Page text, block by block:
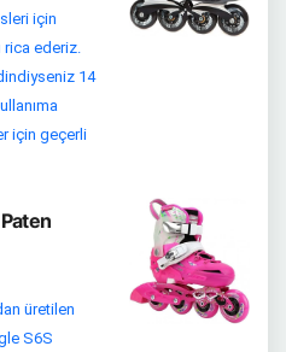
için
rica ederiz.
14
için geçerli
üretilen
S6S